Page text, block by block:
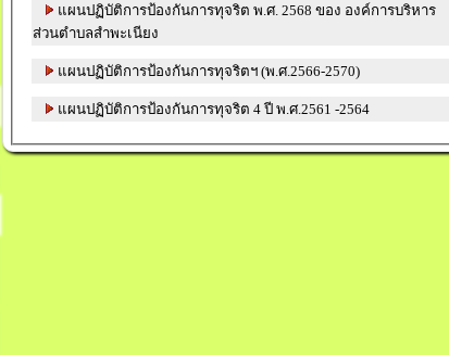
แผนปฏิบัติการป้องกันการทุจริต พ.ศ. 2568 ของ องค์การบริหาร
ส่วนตำบลสำพะเนียง
แผนปฏิบัติการป้องกันการทุจริตฯ (พ.ศ.2566-2570)
แผนปฏิบัติการป้องกันการทุจริต 4 ปี พ.ศ.2561 -2564